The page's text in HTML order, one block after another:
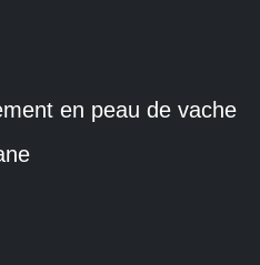
en peau de vache